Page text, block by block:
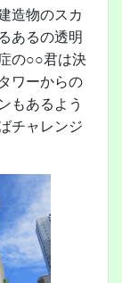
造物のスカ
あるの透明
の○○君は決
ワーからの
もあるよう
チャレンジ